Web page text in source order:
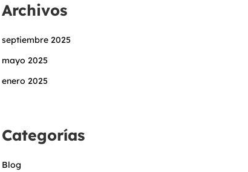
Archivos
septiembre 2025
mayo 2025
enero 2025
Categorías
Blog